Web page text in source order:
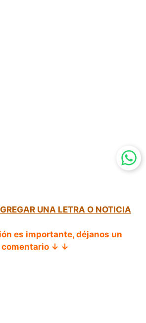
UNA LETRA O NOTICIA
es importante, déjanos un
comentario ↓ ↓